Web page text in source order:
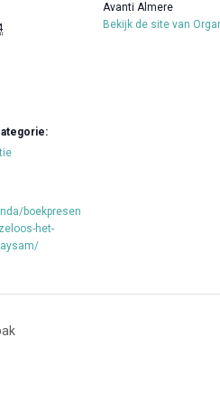
boekpresen
het-
Avanti Almere
Bekijk de site van